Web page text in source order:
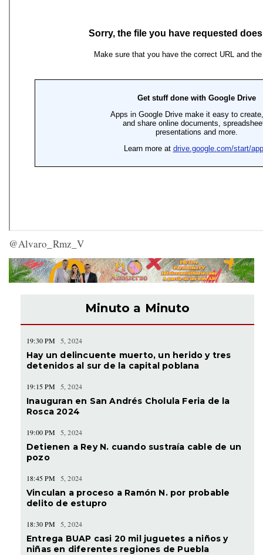
@Alvaro_Rmz_V
Minuto a Minuto
19:30 PM 5, 2024
Hay un delincuente muerto, un herido y tres
detenidos al sur de la capital poblana
19:15 PM 5, 2024
Inauguran en San Andrés Cholula Feria de la
Rosca 2024
19:00 PM 5, 2024
Detienen a Rey N. cuando sustraía cable de un
pozo
18:45 PM 5, 2024
Vinculan a proceso a Ramón N. por probable
delito de estupro
18:30 PM 5, 2024
Entrega BUAP casi 20 mil juguetes a niños y
niñas en diferentes regiones de Puebla